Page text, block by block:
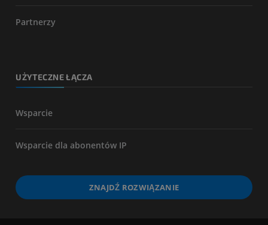
Partnerzy
UŻYTECZNE ŁĄCZA
Wsparcie
Wsparcie dla abonentów IP
ZNAJDŹ ROZWIĄZANIE